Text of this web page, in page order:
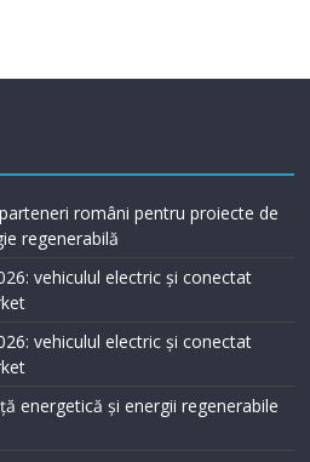
români pentru proiecte de
regenerabilă
vehiculul electric și conectat
vehiculul electric și conectat
energetică și energii regenerabile